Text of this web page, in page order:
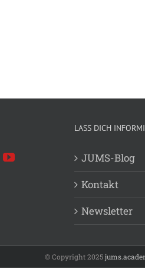
LASS DICH
JUMS-Blog
Kontakt
Newsletter
© Copyright 2025